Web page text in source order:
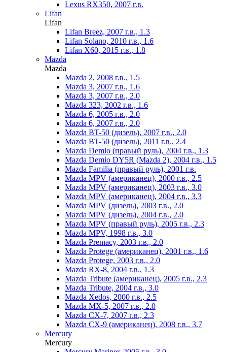
Lexus RX350, 2007 г.в.
Lifan
Lifan
Lifan Breez, 2007 г.в., 1.3
Lifan Solano, 2010 г.в., 1.6
Lifan X60, 2015 г.в., 1.8
Mazda
Mazda
Mazda 2, 2008 г.в., 1.5
Mazda 3, 2007 г.в., 1.6
Mazda 3, 2007 г.в., 2.0
Mazda 323, 2002 г.в., 1.6
Mazda 6, 2005 г.в., 2.0
Mazda 6, 2007 г.в., 2.0
Mazda BT-50 (дизель), 2007 г.в., 2.0
Mazda BT-50 (дизель), 2011 г.в., 2.4
Mazda Demio (правый руль), 2004 г.в., 1.3
Mazda Demio DY5R (Mazda 2), 2004 г.в., 1.5
Mazda Familia (правый руль), 2001 г.в.
Mazda MPV (американец), 2000 г.в., 2.5
Mazda MPV (американец), 2003 г.в., 3.0
Mazda MPV (американец), 2004 г.в., 3.3
Mazda MPV (дизель), 2003 г.в., 2.0
Mazda MPV (дизель), 2004 г.в., 2.0
Mazda MPV (правый руль), 2005 г.в., 2.3
Mazda MPV, 1998 г.в., 3.0
Mazda Premacy, 2003 г.в., 2.0
Mazda Protege (американец), 2001 г.в., 1.6
Mazda Protege, 2003 г.в., 2.0
Mazda RX-8, 2004 г.в., 1.3
Mazda Tribute (американец), 2005 г.в., 2.3
Mazda Tribute, 2004 г.в., 3.0
Mazda Xedos, 2000 г.в., 2.5
Mazda МХ-5, 2007 г.в., 2.0
Mazda СХ-7, 2007 г.в., 2.3
Mazda СХ-9 (американец), 2008 г.в., 3.7
Mercury
Mercury